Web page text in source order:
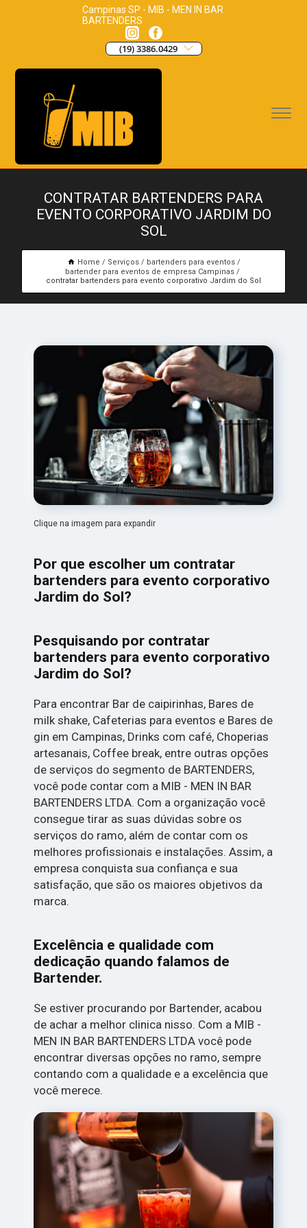
Campinas SP - MIB - MEN IN BAR
BARTENDERS
(19) 3386.0429
CONTRATAR BARTENDERS PARA
EVENTO CORPORATIVO JARDIM DO
SOL
Home Serviços
bartenders para eventos
bartender para eventos de empresa Campinas
contratar bartenders para evento corporativo Jardim do Sol
Clique na imagem para expandir
Por que escolher um contratar
bartenders para evento corporativo
Jardim do Sol?
Pesquisando por contratar
bartenders para evento corporativo
Jardim do Sol?
Para encontrar Bar de caipirinhas, Bares de
milk shake, Cafeterias para eventos e Bares de
gin em Campinas, Drinks com café, Choperias
artesanais, Coffee break, entre outras opções
de serviços do segmento de BARTENDERS,
você pode contar com a MIB - MEN IN BAR
BARTENDERS LTDA. Com a organização você
consegue tirar as suas dúvidas sobre os
serviços do ramo, além de contar com os
melhores profissionais e instalações. Assim, a
empresa conquista sua confiança e sua
satisfação, que são os maiores objetivos da
marca.
Excelência e qualidade com
dedicação quando falamos de
Bartender.
Se estiver procurando por Bartender, acabou
de achar a melhor clinica nisso. Com a MIB -
MEN IN BAR BARTENDERS LTDA você pode
encontrar diversas opções no ramo, sempre
contando com a qualidade e a excelência que
você merece.